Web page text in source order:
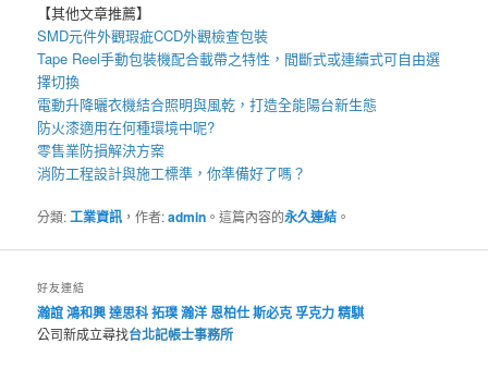
【其他文章推薦】
SMD元件外觀瑕疵CCD外觀檢查包裝
Tape Reel手動包裝機配合載帶之特性，間斷式或連續式可自由選
擇切換
電動升降曬衣機結合照明與風乾，打造全能陽台新生態
防火漆適用在何種環境中呢?
零售業防損解決方案
消防工程設計與施工標準，你準備好了嗎？
分類:工業資訊 ，作者:admin 。這篇內容的永久連結 。
好友連結
瀚誼鴻和興達思科拓璞瀚洋恩柏仕斯必克孚克力精騏
公司新成立尋找台北記帳士事務所